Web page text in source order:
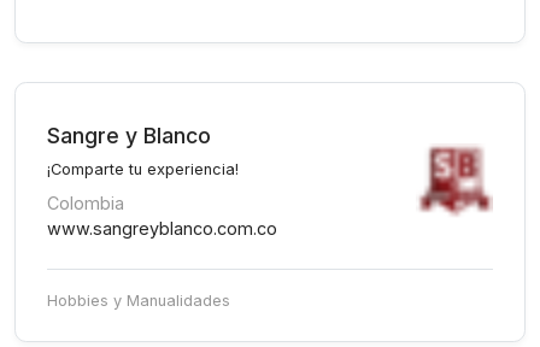
Sangre y Blanco
¡Comparte tu experiencia!
Colombia
www.sangreyblanco.com.co
Hobbies y Manualidades